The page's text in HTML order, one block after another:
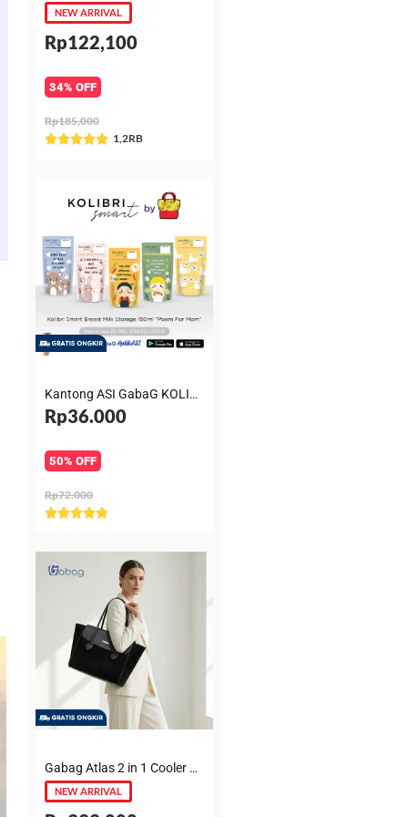
NEW ARRIVAL
Rp122,100
34% OFF
Rp185,000
Rated
of
1,2RB
Kantong ASI GabaG KOLIBRI KASIP 150 ml Poem for Mom
Rp36.000
50% OFF
Rp72.000
Rated
5
Gabag Atlas 2 in 1 Cooler & Diaper Bag Premium Suede – Tas bayi + Thermal pouch 20 Jam, Leakproof, Garansi 6 Bulan
NEW ARRIVAL